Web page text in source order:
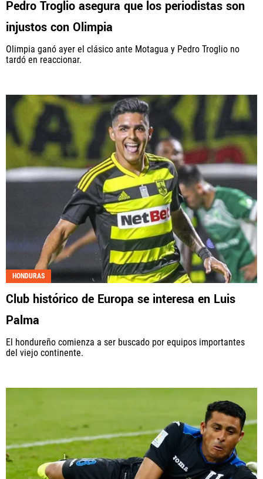
PANAMÁ
NICARAGUA
FÚTBOL INTERNACIONAL
| STAFF | CONTACTO
Términos y Condiciones
Políticas de Privacidad
Política Editorial
Ad Choices
Fútbol Centroamérica, al igual que Futbol Sites, es
una compañía perteneciente a Better Collective.
Todos los derechos reservados.
Pedro Troglio asegura que los periodistas son
injustos con Olimpia
Olimpia ganó ayer el clásico ante Motagua y Pedro Troglio no
tardó en reaccionar.
HONDURAS
Club histórico de Europa se interesa en Luis
Palma
El hondureño comienza a ser buscado por equipos importantes
del viejo continente.